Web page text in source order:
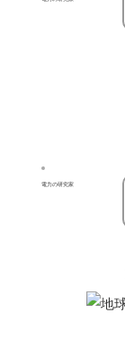
電力の研究家